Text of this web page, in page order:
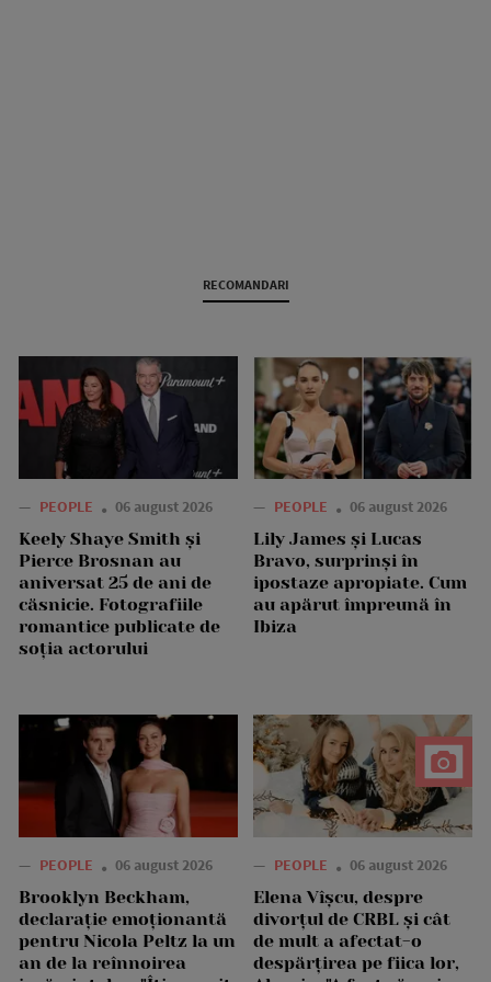
RECOMANDARI
— PEOPLE 06 august 2026
Keely Shaye Smith și
Pierce Brosnan au
aniversat 25 de ani de
căsnicie. Fotografiile
romantice publicate de
soția actorului
— PEOPLE 06 august 2026
Lily James și Lucas
Bravo, surprinși în
ipostaze apropiate. Cum
au apărut împreună în
Ibiza
— PEOPLE 06 august 2026
Brooklyn Beckham,
declarație emoționantă
pentru Nicola Peltz la un
an de la reînnoirea
— PEOPLE 06 august 2026
Elena Vîșcu, despre
divorțul de CRBL și cât
de mult a afectat-o
despărțirea pe fiica lor,